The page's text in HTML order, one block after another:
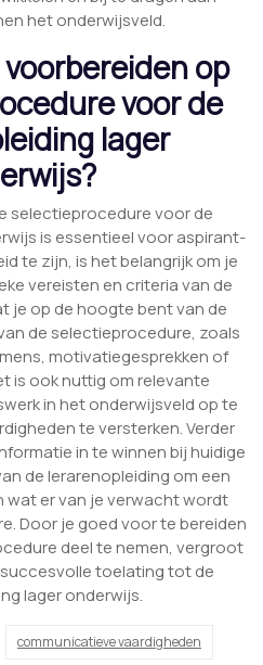
het onderwijsveld.
op
voor de
lager
selectieprocedure voor de
is essentieel voor aspirant-
te zijn, is het belangrijk om je
vereisten en criteria van de
je op de hoogte bent van de
de selectieprocedure, zoals
motivatiegesprekken of
is ook nuttig om relevante
in het onderwijsveld op te
te versterken. Verder
in te winnen bij huidige
de lerarenopleiding om een
wat er van je verwacht wordt
Door je goed voor te bereiden
deel te nemen, vergroot
toelating tot de
lager onderwijs.
communicatieve vaardigheden